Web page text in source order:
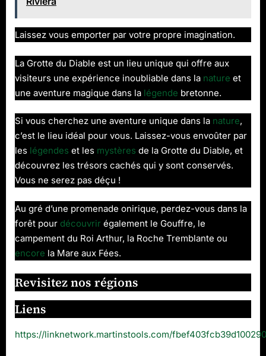
Laissez vous emporter par votre propre imagination.
La Grotte du Diable est un lieu unique qui offre aux
visiteurs une expérience inoubliable dans la nature et
une aventure magique dans la légende bretonne.
Si vous cherchez une aventure unique dans la nature,
c’est le lieu idéal pour vous. Laissez-vous envoûter par
les légendes et les mystères de la Grotte du Diable, et
découvrez les trésors cachés qui y sont conservés.
Vous ne serez pas déçu !
Au gré d’une promenade onirique, perdez-vous dans la
forêt pour découvrir également le Gouffre, le
campement du Roi Arthur, la Roche Tremblante ou
encore la Mare aux Fées.
Revisitez nos régions
Liens
https://linknetwork.martinstools.com/